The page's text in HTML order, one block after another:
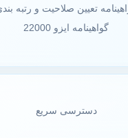
تعیین صلاحیت و رتبه بندی
گواهینامه ایزو 22000
دسترسی سریع